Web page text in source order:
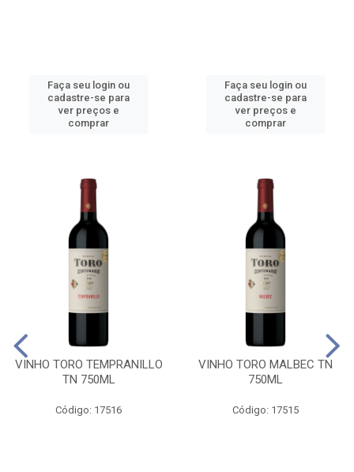
Faça seu login ou
cadastre-se para
ver preços e
comprar
Faça seu login ou
cadastre-se para
ver preços e
comprar
VINHO TORO TEMPRANILLO
TN 750ML
Código: 17516
VINHO TORO MALBEC TN
750ML
Código: 17515